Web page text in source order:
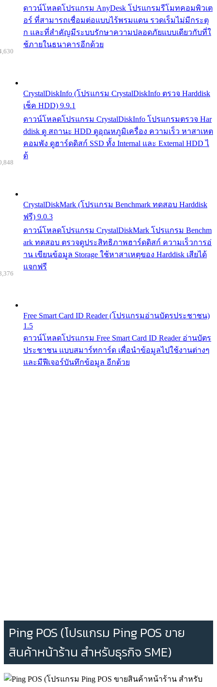
ดาวน์โหลดโปรแกรม AnyDesk โปรแกรมรีโมทคอมพิวเต
อร์ ที่สามารถเชื่อมต่อแบบไร้พรมแดน รวดเร็มไม่มีกระตุ
ก และที่สำคัญมีระบบรักษาความปลอดภัยแบบเดียวกับที่ใ
ช้ภายในธนาคารอีกด้วย
CrystalDiskInfo (โปรแกรม CrystalDiskInfo ตรวจ Harddisk
เช็ค HDD) 9.9.1
ดาวน์โหลดโปรแกรม CrystalDiskInfo โปรแกรมตรวจ Har
ddisk ดู สถานะ HDD ดูอุณหภูมิเครื่อง ความเร็ว หาสาเหต
คอมพัง ดูฮาร์ดดิสก์ SSD ทั้ง Internal และ External HDD ไ
ด้
CrystalDiskMark (โปรแกรม Benchmark ทดสอบ Harddisk
ฟรี) 9.0.3
ดาวน์โหลดโปรแกรม CrystalDiskMark โปรแกรม Benchm
ark ทดสอบ ตรวจดูประสิทธิภาพฮาร์ดดิสก์ ความเร็วการอ่
าน เขียนข้อมูล Storage ใช้หาสาเหตุของ Harddisk เสียได้
แจกฟรี
Free Smart Card ID Reader (โปรแกรมอ่านบัตรประชาชน)
1.5
ดาวน์โหลดโปรแกรม Free Smart Card ID Reader อ่านบัตร
ประชาชน แบบสมาร์ทการ์ด เพื่อนำข้อมูลไปใช้งานต่างๆ
และมีฟีเจอร์บันทึกข้อมูล อีกด้วย
Ping POS (โปรแกรม Ping POS ขาย
สินค้าหน้าร้าน สำหรับธุรกิจ SME)